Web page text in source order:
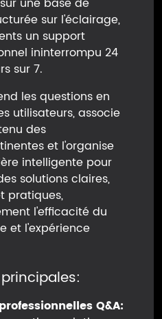
sur l'éclairage,
un support
ininterrompu 24
sur 7.
les questions en
utilisateurs, associe
des
et l'organise
intelligente pour
solutions claires,
pratiques,
l'efficacité du
et l'expérience
Q&A: